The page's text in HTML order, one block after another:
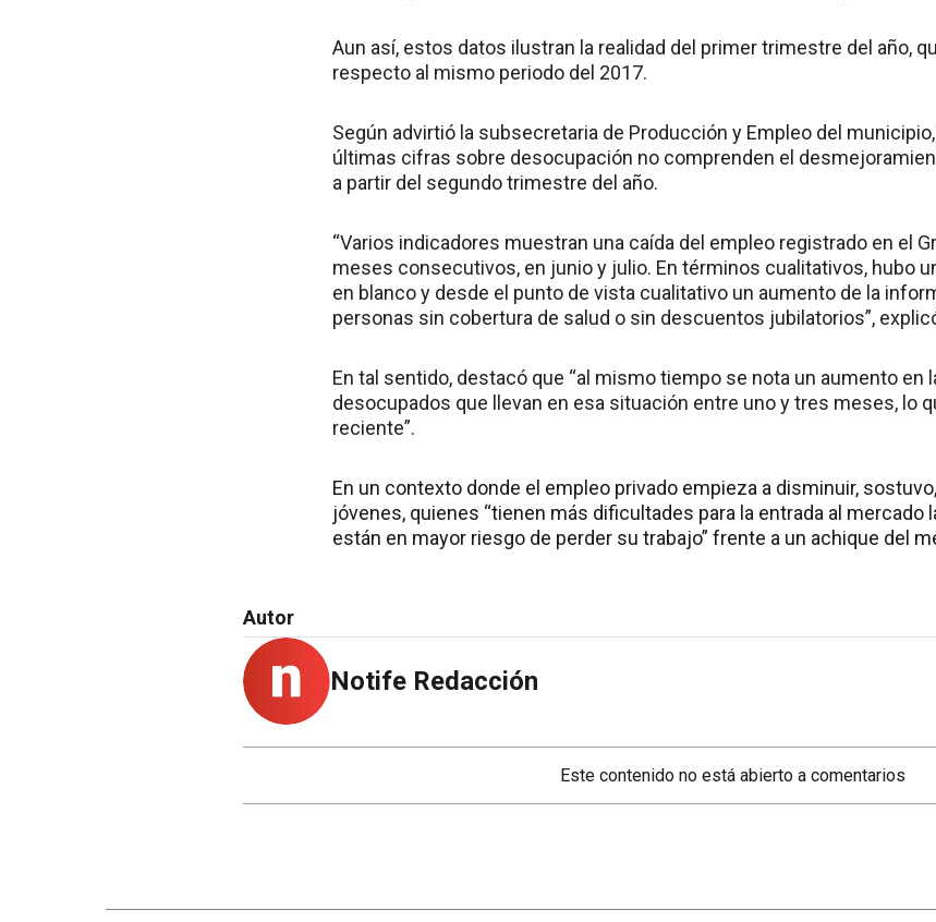
Aun así, estos datos ilustran la realidad del primer trimestre del año,
respecto al mismo periodo del 2017.
Según advirtió la subsecretaria de Producción y Empleo del municipio,
últimas cifras sobre desocupación no comprenden el
a partir del segundo trimestre del año.
“Varios indicadores muestran una caída del empleo registrado en el
meses consecutivos, en junio y julio. En términos cualitativos, hubo
en blanco y desde el punto de vista cualitativo un aumento de la
personas sin cobertura de salud o sin descuentos jubilatorios”,
En tal sentido, destacó que “al mismo tiempo se nota un aumento en
desocupados que llevan en esa situación entre uno y tres meses, lo
reciente”.
En un contexto donde el empleo privado empieza a disminuir,
jóvenes, quienes “tienen más dificultades para la entrada al mercado
están en mayor riesgo de perder su trabajo” frente a un achique del
Autor
Notife Redacción
Este contenido no está abierto a comentarios